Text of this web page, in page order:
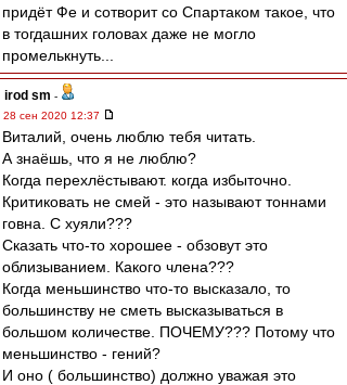
придёт Фе и сотворит со Спартаком такое, что
в тогдашних головах даже не могло
промелькнуть...
irod sm -
28 сен 2020 12:37
Виталий, очень люблю тебя читать.
А знаёшь, что я не люблю?
Когда перехлёстывают. когда избыточно.
Критиковать не смей - это называют тоннами
говна. С хуяли???
Сказать что-то хорошее - обзовут это
облизыванием. Какого члена???
Когда меньшинство что-то высказало, то
большинству не сметь высказываться в
большом количестве. ПОЧЕМУ??? Потому что
меньшинство - гений?
И оно ( большинство) должно уважая это